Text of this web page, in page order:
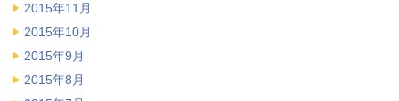
2015年11月
2015年10月
2015年9月
2015年8月